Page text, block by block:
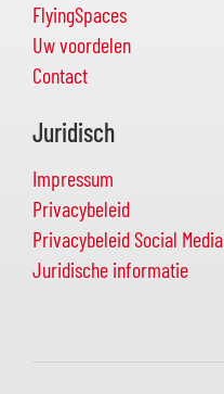
FlyingSpaces
Uw voordelen
Contact
Juridisch
Impressum
Privacybeleid
Privacybeleid Social Media
Juridische informatie